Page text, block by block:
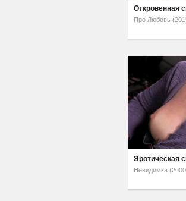
Откровенная
Про Любовь
Эротическая
Невидимка